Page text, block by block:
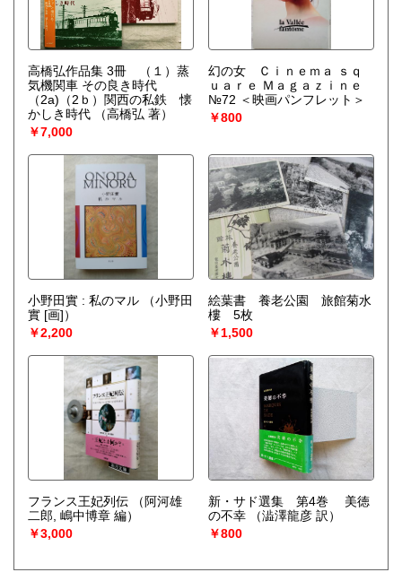
高橋弘作品集 3冊 （１）蒸
気機関車 その良き時代
（2a)（2ｂ）関西の私鉄 懐
かしき時代
（高橋弘 著）
￥7,000
幻の女 Ｃｉｎｅｍａ ｓｑ
ｕａｒｅ Ｍａｇａｚｉｎｅ
№72 ＜映画パンフレット＞
￥800
小野田實 : 私のマル
（小野田
實 [画]）
￥2,200
絵葉書 養老公園 旅館菊水
樓 5枚
￥1,500
フランス王妃列伝
（阿河雄
二郎, 嶋中博章 編）
￥3,000
新・サド選集 第4巻 美徳
の不幸
（澁澤龍彦 訳）
￥800